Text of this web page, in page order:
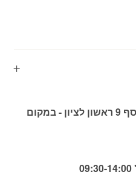
אולם התצוגה ברחוב ספיר יוסף 9 ראשון לציון - במקום